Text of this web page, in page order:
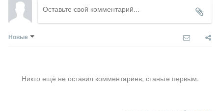
Новые
Никто ещё не оставил комментариев, станьте первым.